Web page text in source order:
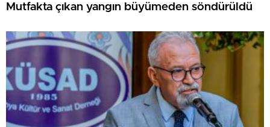
Mutfakta çıkan yangın büyümeden söndürüldü